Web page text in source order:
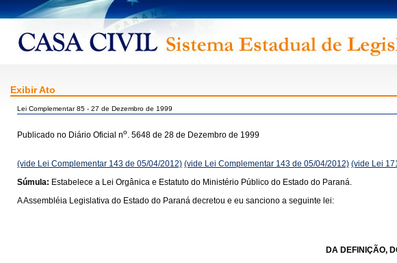
Exibir Ato
Lei Complementar 85 - 27 de Dezembro de 1999
Publicado no Diário Oficial no. 5648 de 28 de Dezembro de 1999
(vide Lei Complementar 143 de 05/04/2012) (vide Lei Complementar 143 de 05/04/2012) (vide Lei
Súmula: Estabelece a Lei Orgânica e Estatuto do Ministério Público do Estado do Paraná.
A Assembléia Legislativa do Estado do Paraná decretou e eu sanciono a seguinte lei:
DA DEFINIÇÃO,